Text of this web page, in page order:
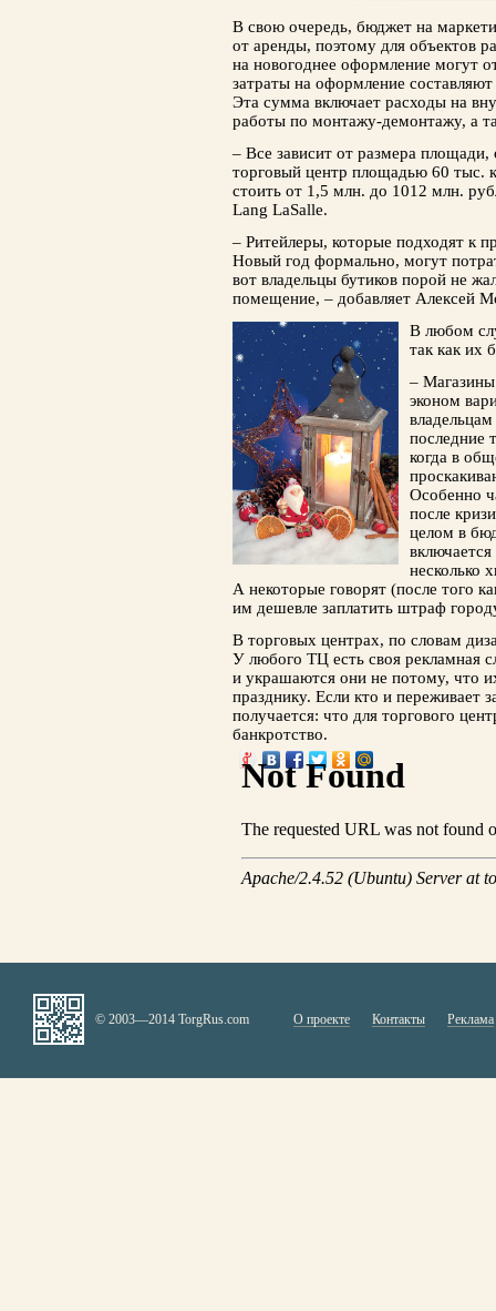
В свою очередь, бюджет на
от аренды, поэтому для объектов
на ново­годнее оформление могут
затраты на оформле­ние
Эта сумма включает расходы на
работы по монтажу-демонтажу, а
– Все зависит от размера
торговый центр площадью 60 тыс.
стоить от 1,5 млн. до 10­12 млн.
Lang LaSalle.
– Ритейлеры, которые подходят к
Новый год формально, могут
вот владельцы бутиков порой не
помещение, – до­бавляет Алексей
В любом
так как их
–
эконом
последние
когда в
Особенно
после
целом в
несколь­ко
А некоторые говорят (после того
им де­шевле заплатить штраф
В торговых центрах, по словам
У любого ТЦ есть своя рекламная
и укра­шаются они не потому, что
празднику. Если кто и переживает
получается: что для торгового
банкротство.
© 2003—2014 TorgRus.com О проекте Контакты Реклама